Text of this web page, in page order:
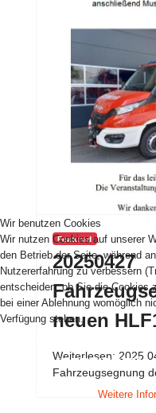
Featured
20250427
neuen
Weiterlesen: 2025
Fahrzeugsegnung
Wir benutzen Cookies
Wir nutzen Cookies auf unserer
den Betrieb der Seite, während
Nutzererfahrung zu verbessern
entscheiden, ob Sie die Cookies
bei einer Ablehnung womöglich
Verfügung stehen.
AKZEPTIEREN
Weitere